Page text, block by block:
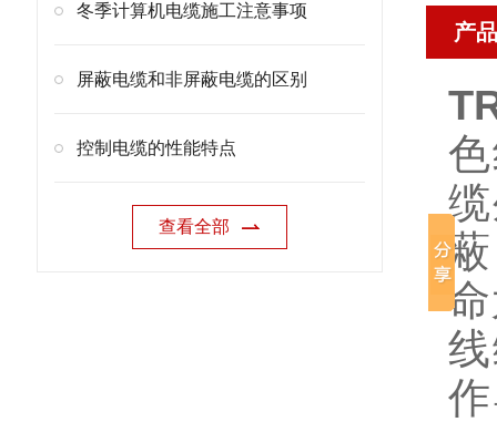
冬季计算机电缆施工注意事项
屏蔽电缆和非屏蔽电缆的区别
控制电缆的性能特点
查看全部
产